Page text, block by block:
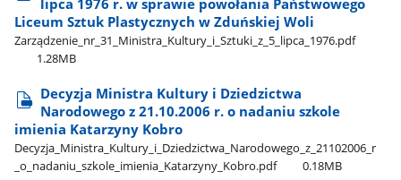
Liceum Sztuk Plastycznych w Zduńskiej Woli
Zarządzenie​_nr​_31​_Ministra​_Kultury​_i​_Sztuki​_z​_5​_lipca​_1976.pdf
1.28MB
Decyzja Ministra Kultury i Dziedzictwa
Narodowego z 21.10.2006 r. o nadaniu szkole
imienia Katarzyny Kobro
Decyzja​_Ministra​_Kultury​_i​_Dziedzictwa​_Narodowego​_z​_21102006​_r​
_o​_nadaniu​_szkole​_imienia​_Katarzyny​_Kobro.pdf
0.18MB